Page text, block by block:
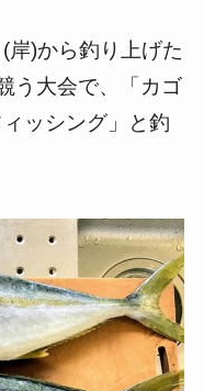
岸)から釣り上げた
う大会で、「カゴ
ッシング」と釣